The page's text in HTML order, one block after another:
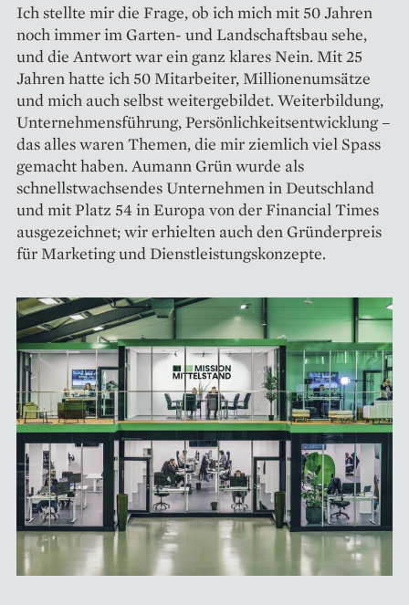
Ich stellte mir die Frage, ob ich mich mit 50 Jahren
noch immer im Garten- und Landschaftsbau sehe,
und die Antwort war ein ganz klares Nein. Mit 25
Jahren hatte ich 50 Mitarbeiter, Millionenumsätze
und mich auch selbst weitergebildet. Weiterbildung,
Unternehmensführung, Persönlichkeitsentwicklung –
das alles waren Themen, die mir ziemlich viel Spass
gemacht haben. Aumann Grün wurde als
schnellstwachsendes Unternehmen in Deutschland
und mit Platz 54 in Europa von der Financial Times
ausgezeichnet; wir erhielten auch den Gründerpreis
für Marketing und Dienstleistungskonzepte.